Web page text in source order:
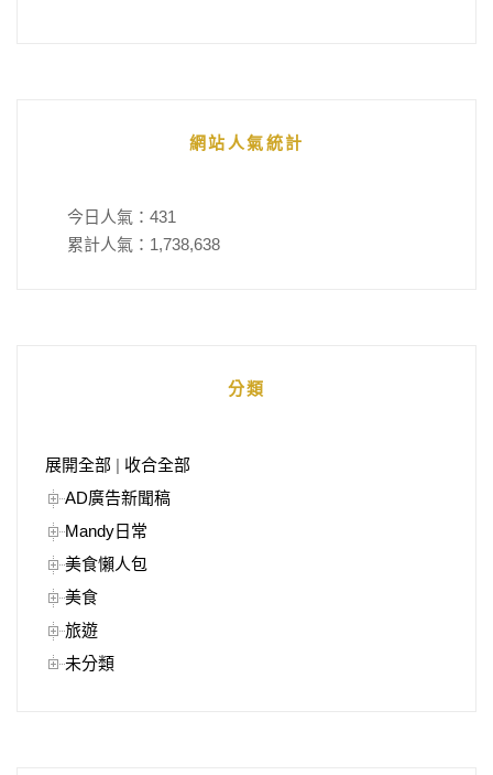
網站人氣統計
今日人氣： 431
累計人氣： 1,738,638
分類
展開全部 | 收合全部
AD廣告新聞稿
Mandy日常
美食懶人包
美食
旅遊
未分類